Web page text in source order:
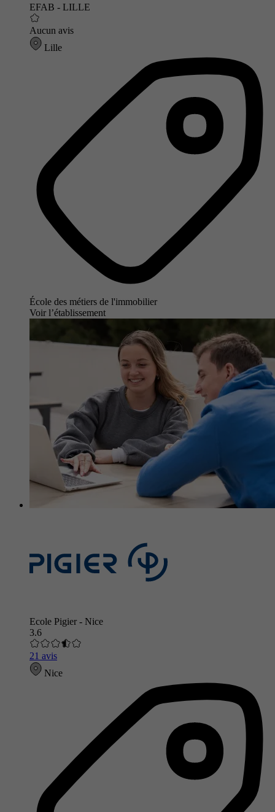
EFAB - LILLE
Aucun avis
Lille
École des métiers de l'immobilier
Voir l’établissement
Ecole Pigier - Nice
3.6
21 avis
Nice